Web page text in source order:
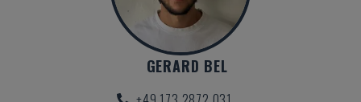
GERARD BEL